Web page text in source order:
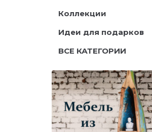
Коллекции
Идеи для подарков
ВСЕ КАТЕГОРИИ